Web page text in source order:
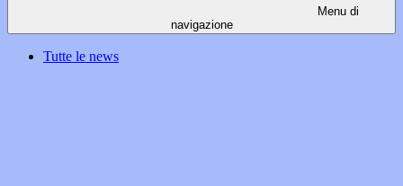
Menu di
navigazione
Tutte le news